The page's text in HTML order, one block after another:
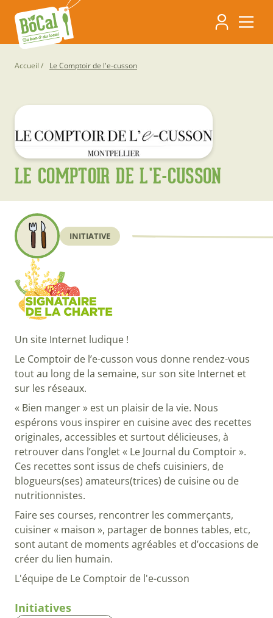
contenu
principal
Fil
Accueil Le Comptoir de l'e-cusson
LE COMPTOIR DE L'E-CUSSON
INITIATIVE
Un site Internet ludique !
Le Comptoir de l’e-cusson vous donne rendez-vous
tout au long de la semaine, sur son site Internet et
sur les réseaux.
« Bien manger » est un plaisir de la vie. Nous
espérons vous inspirer en cuisine avec des recettes
originales, accessibles et surtout délicieuses, à
retrouver dans l’onglet « Le Journal du Comptoir ».
Ces recettes sont issus de chefs cuisiniers, de
blogueurs(ses) amateurs(trices) de cuisine ou de
nutritionnistes.
Faire ses courses, rencontrer les commerçants,
cuisiner « maison », partager de bonnes tables, etc,
sont autant de moments agréables et d’occasions de
créer du lien humain.
L'équipe de Le Comptoir de l'e-cusson
Initiatives